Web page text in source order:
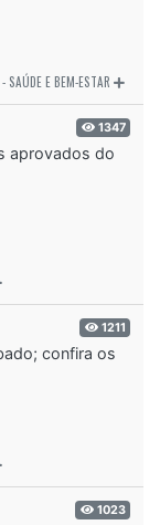
SAÚDE E BEM-ESTAR
1347
aprovados do
1211
confira os
1023